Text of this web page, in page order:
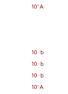
10' A
10 b
10 b
10 b
10' A